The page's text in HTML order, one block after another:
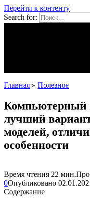
Перейти к контенту
Search for:
Главная » Полезное
Компьютерный
лучший
моделей,
особенности
Время чтения 22 мин.
0Опубликовано
Содержание